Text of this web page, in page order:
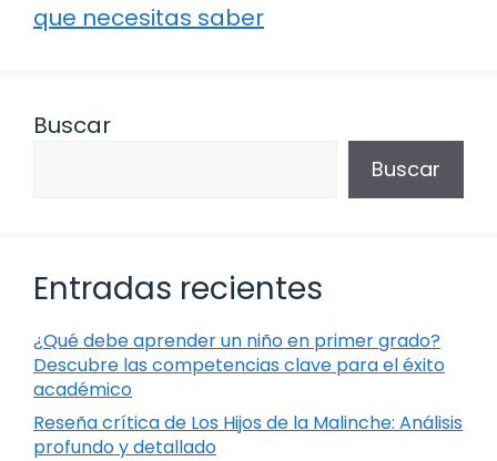
que necesitas saber
Buscar
Buscar
Entradas recientes
¿Qué debe aprender un niño en primer grado?
Descubre las competencias clave para el éxito
académico
Reseña crítica de Los Hijos de la Malinche: Análisis
profundo y detallado